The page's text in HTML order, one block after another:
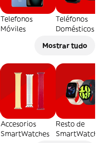
Telefonos
Móviles
Teléfonos
Domésticos
Mostrar tudo
Accesorios
SmartWatches
Resto de